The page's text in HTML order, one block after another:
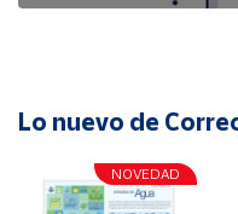
Lo nuevo de
NOVEDAD